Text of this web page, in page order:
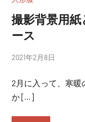
撮影背景用
ース
投
者:
nitchom
2021年2月8日
2月に入って、寒
か […]